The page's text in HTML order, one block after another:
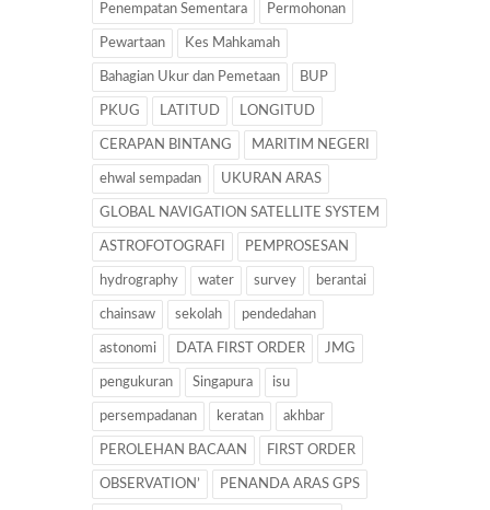
Penempatan Sementara Permohonan
Pewartaan Kes Mahkamah
Bahagian Ukur dan Pemetaan BUP
PKUG LATITUD LONGITUD
CERAPAN BINTANG MARITIM NEGERI
ehwal sempadan UKURAN ARAS
GLOBAL NAVIGATION SATELLITE SYSTEM
ASTROFOTOGRAFI PEMPROSESAN
hydrography water survey berantai
chainsaw sekolah pendedahan
astonomi DATA FIRST ORDER JMG
pengukuran Singapura isu
persempadanan keratan akhbar
PEROLEHAN BACAAN FIRST ORDER
OBSERVATION’ PENANDA ARAS GPS